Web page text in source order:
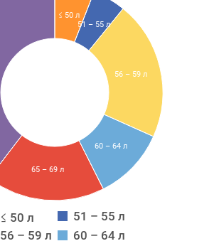
≤ 50 л
51 – 55 л
56 – 59 л
60 – 64 л
65 – 69 л
≤ 50 л
51 – 55 л
56 – 59 л
60 – 64 л